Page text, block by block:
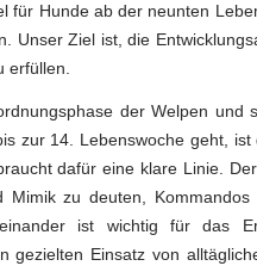
für Hunde ab der neunten
Unser Ziel ist, die
erfüllen.
der Welpen und
zur 14. Lebenswoche geht,
dafür eine klare Linie.
zu deuten, Kommandos
ist wichtig für das
gezielten Einsatz von